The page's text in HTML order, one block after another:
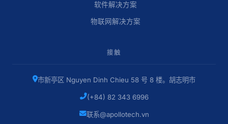
软件解决方案
物联网解决方案
接触
市新亭区 Nguyen Dinh Chieu 58 号 8 楼。胡志明市
(+84) 82 343 6996
联系@apollotech.vn